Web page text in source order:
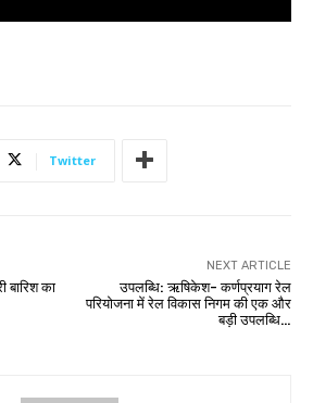
Twitter
का
NEXT ARTICLE
उपलब्धि: ऋषिकेश- कर्णप्रयाग रेल
परियोजना में रेल विकास निगम की एक और
बड़ी उपलब्धि…